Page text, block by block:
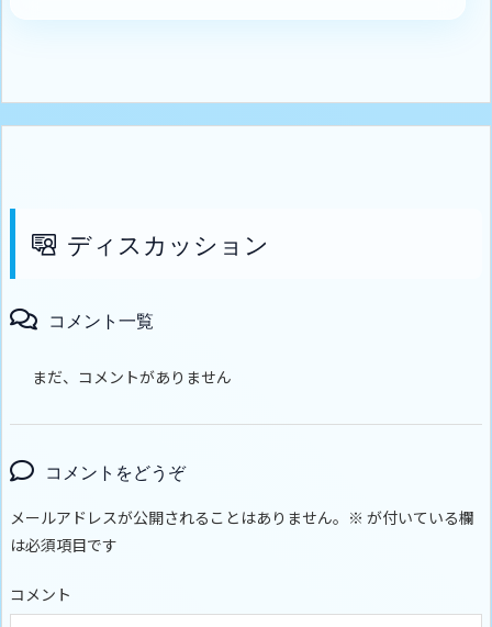
ディスカッション
コメント一覧
まだ、コメントがありません
コメントをどうぞ
メールアドレスが公開されることはありません。 ※ が付いている欄
は必須項目です
コメント